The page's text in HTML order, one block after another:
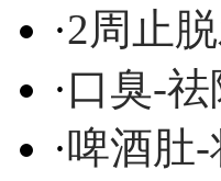
·2周止
·口臭-
·啤酒肚